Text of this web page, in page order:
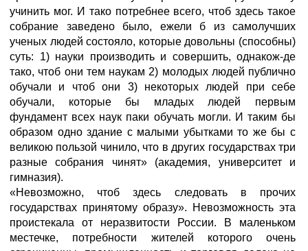
учинить мог. И тако потребнее всего, чтоб здесь такое
собрание заведено было, ежели б из самолучших
ученых людей состояло, которые довольны (способны)
суть: 1) науки производить и совершить, однакож-де
тако, чтоб они тем наукам 2) молодых людей публично
обучали и чтоб они 3) некоторых людей при себе
обучали, которые бы младых людей первым
фундамент всех наук паки обучать могли. И таким бы
образом одно здание с малыми убытками то же бы с
великою пользой чинило, что в других государствах три
разные собрания чинят» (академия, университет и
гимназия).
«Невозможно, чтоб здесь следовать в прочих
государствах принятому образу». Невозможность эта
проистекала от неразвитости России. В маленьком
местечке, потребности жителей которого очень